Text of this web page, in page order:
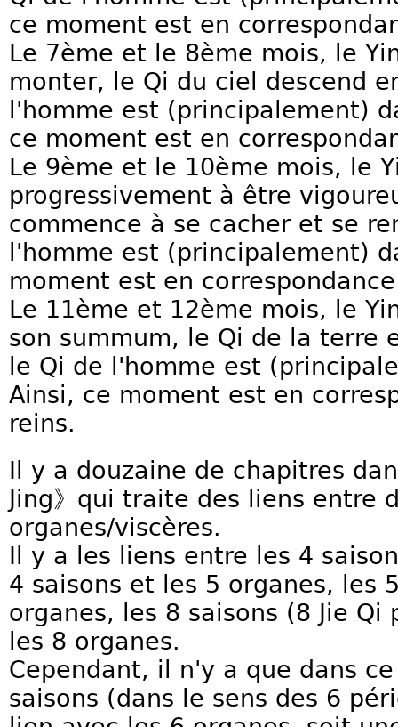
ce moment est en
Le 7ème et le 8ème mois, le
monter, le Qi du ciel descend
l'homme est (principalement)
ce moment est en
Le 9ème et le 10ème mois, le
progressivement à être
commence à se cacher et se
l'homme est (principalement)
moment est en
Le 11ème et 12ème mois, le
son summum, le Qi de la terre
le Qi de l'homme est
Ainsi, ce moment est en
reins.
Il y a douzaine de chapitres
Jing》qui traite des liens entre
organes/viscères.
Il y a les liens entre les 4
4 saisons et les 5 organes, les
organes, les 8 saisons (8 Jie
les 8 organes.
Cependant, il n'y a que dans
saisons (dans le sens des 6